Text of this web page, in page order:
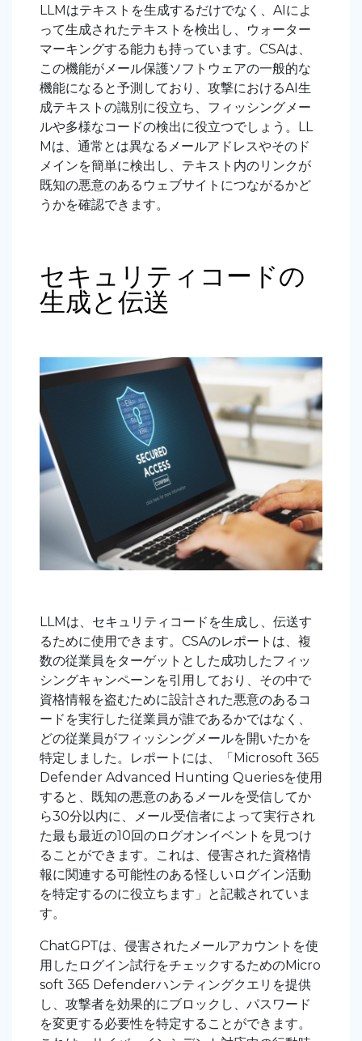
LLMはテキストを生成するだけでなく、AIによ
って生成されたテキストを検出し、ウォーター
マーキングする能力も持っています。CSAは、
この機能がメール保護ソフトウェアの一般的な
機能になると予測しており、攻撃におけるAI生
成テキストの識別に役立ち、フィッシングメー
ルや多様なコードの検出に役立つでしょう。LL
Mは、通常とは異なるメールアドレスやそのド
メインを簡単に検出し、テキスト内のリンクが
既知の悪意のあるウェブサイトにつながるかど
うかを確認できます。
セキュリティコードの
生成と伝送
LLMは、セキュリティコードを生成し、伝送す
るために使用できます。CSAのレポートは、複
数の従業員をターゲットとした成功したフィッ
シングキャンペーンを引用しており、その中で
資格情報を盗むために設計された悪意のあるコ
ードを実行した従業員が誰であるかではなく、
どの従業員がフィッシングメールを開いたかを
特定しました。レポートには、「Microsoft 365
Defender Advanced Hunting Queriesを使用
すると、既知の悪意のあるメールを受信してか
ら30分以内に、メール受信者によって実行され
た最も最近の10回のログオンイベントを見つけ
ることができます。これは、侵害された資格情
報に関連する可能性のある怪しいログイン活動
を特定するのに役立ちます」と記載されていま
す。
ChatGPTは、侵害されたメールアカウントを使
用したログイン試行をチェックするためのMicro
soft 365 Defenderハンティングクエリを提供
し、攻撃者を効果的にブロックし、パスワード
を変更する必要性を特定することができます。